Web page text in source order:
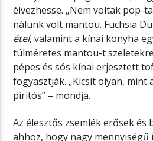
élvezhesse. „Nem voltak pop-
nálunk volt mantou. Fuchsia
étel, valamint a kínai konyha
túlméretes mantou-t
pépes és sós kínai erjesztett
fogyasztják. „Kicsit olyan, mint
pirítós” – mondja.
Az élesztős zsemlék erősek és
ahhoz, hogy nagy mennyiségű